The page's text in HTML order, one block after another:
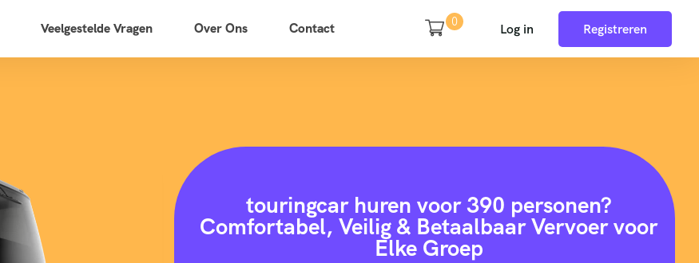
Veelgestelde Vragen Over Ons Contact 0 Log in Registreren
touringcar huren voor 390 personen?
Comfortabel, Veilig & Betaalbaar Vervoer voor
Elke Groep